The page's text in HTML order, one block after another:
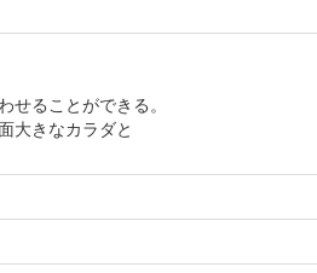
せることができる。
大きなカラダと